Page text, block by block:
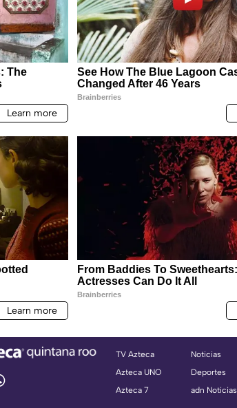
TV Azteca
Azteca UNO
Azteca 7
Noticias
Deportes
adn Noticias